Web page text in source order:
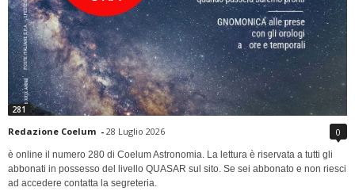
281
Redazione Coelum - 28 Luglio 2026 0
è online il numero 280 di Coelum Astronomia. La lettura è riservata a tutti gli
abbonati in possesso del livello QUASAR sul sito. Se sei abbonato e non riesci
ad accedere contatta la segreteria.